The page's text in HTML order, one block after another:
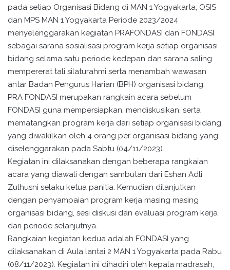
pada setiap Organisasi Bidang di MAN 1 Yogyakarta, OSIS
dan MPS MAN 1 Yogyakarta Periode 2023/2024
menyelenggarakan kegiatan PRAFONDASI dan FONDASI
sebagai sarana sosialisasi program kerja setiap organisasi
bidang selama satu periode kedepan dan sarana saling
mempererat tali silaturahmi serta menambah wawasan
antar Badan Pengurus Harian (BPH) organisasi bidang.
PRA FONDASI merupakan rangkain acara sebelum
FONDASI guna mempersiapkan, mendiskusikan, serta
mematangkan program kerja dari setiap organisasi bidang
yang diwakilkan oleh 4 orang per organisasi bidang yang
diselenggarakan pada Sabtu (04/11/2023).
Kegiatan ini dilaksanakan dengan beberapa rangkaian
acara yang diawali dengan sambutan dari Eshan Adli
Zulhusni selaku ketua panitia. Kemudian dilanjutkan
dengan penyampaian program kerja masing masing
organisasi bidang, sesi diskusi dan evaluasi program kerja
dari periode selanjutnya.
Rangkaian kegiatan kedua adalah FONDASI yang
dilaksanakan di Aula lantai 2 MAN 1 Yogyakarta pada Rabu
(08/11/2023). Kegiatan ini dihadiri oleh kepala madrasah,